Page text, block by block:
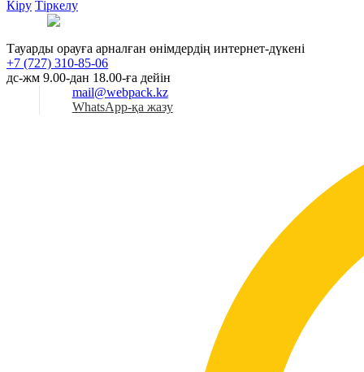
Кіру Тіркелу
Тауарды орауға арналған өнімдердің интернет-дүкені
+7 (727) 310-85-06
дс-жм 9.00-дан 18.00-ға дейін
mail@webpack.kz
WhatsApp-қа жазу